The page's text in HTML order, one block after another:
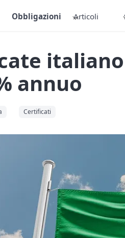
Obbligazioni Articoli
annuo
Certificati